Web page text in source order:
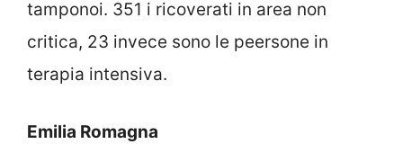
tamponoi. 351 i ricoverati in area non
critica, 23 invece sono le peersone in
terapia intensiva.
Emilia Romagna